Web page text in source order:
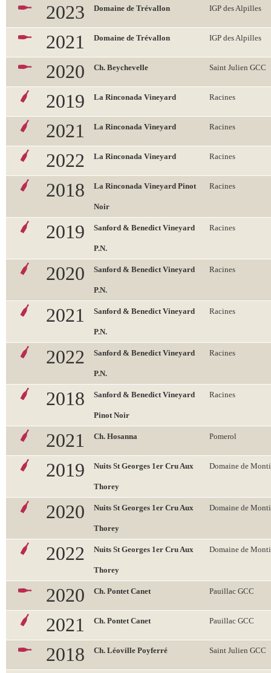
2023 Domaine de Trévallon IGP des Alpilles
2021 Domaine de Trévallon IGP des Alpilles
2020 Ch. Beychevelle Saint Julien GCC
2019 La Rinconada Vineyard Racines
2021 La Rinconada Vineyard Racines
2022 La Rinconada Vineyard Racines
2018 La Rinconada Vineyard Pinot
Noir
Racines
2019 Sanford & Benedict Vineyard
P.N.
Racines
2020 Sanford & Benedict Vineyard
P.N.
Racines
2021 Sanford & Benedict Vineyard
P.N.
Racines
2022 Sanford & Benedict Vineyard
P.N.
Racines
2018 Sanford & Benedict Vineyard
Pinot Noir
Racines
2021 Ch. Hosanna Pomerol
2019 Nuits St Georges 1er Cru Aux
Thorey
Domaine de
2020 Nuits St Georges 1er Cru Aux
Thorey
Domaine de
2022 Nuits St Georges 1er Cru Aux
Thorey
Domaine de
2020 Ch. Pontet Canet Pauillac GCC
2021 Ch. Pontet Canet Pauillac GCC
2018 Ch. Léoville Poyferré Saint Julien GCC